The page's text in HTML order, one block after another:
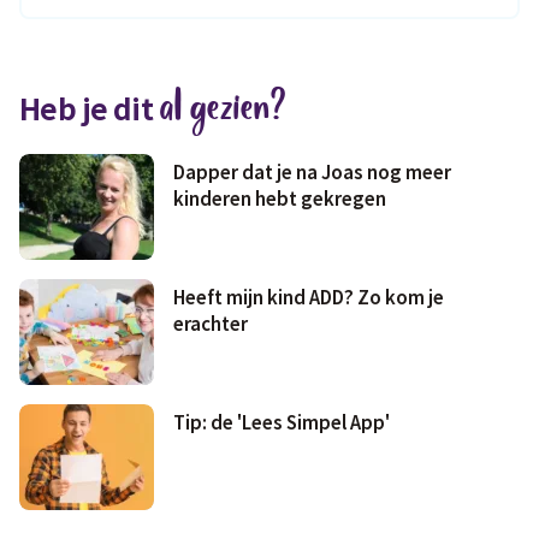
Geld & wetten
Heb je dital gezien?
Dapper dat je na Joas nog meer
kinderen hebt gekregen
Heeft mijn kind ADD? Zo kom je
erachter
Tip: de 'Lees Simpel App'